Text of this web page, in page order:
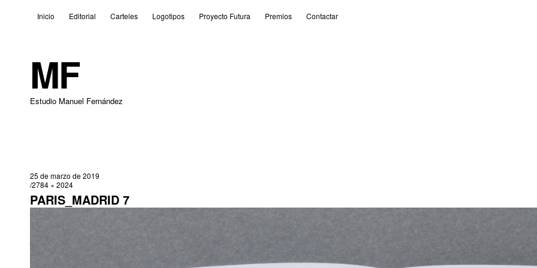
Inicio Editorial Carteles Logotipos Proyecto Futura Premios Contactar
MF
Estudio Manuel Fernández
25 de marzo de 2019
2784 × 2024
PARIS_MADRID 7